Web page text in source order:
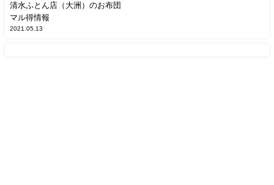
清水ふとん店（大洲）のお布団
マル得情報
2021.05.13